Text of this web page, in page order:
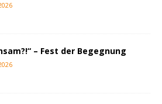
– Fest der Begegnung